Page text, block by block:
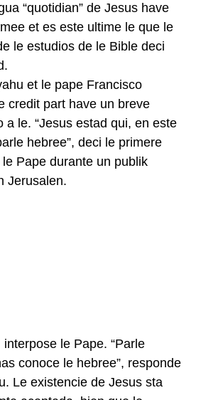
“quotidian” de Jesus have
et es este ultime le que le
le estudios de le Bible deci
et le pape Francisco
credit part have un breve
a le. “Jesus estad qui, en este
hebree”, deci le primere
Pape durante un publik
Jerusalen.
interpose le Pape. “Parle
conoce le hebree”, responde
Le existencie de Jesus sta